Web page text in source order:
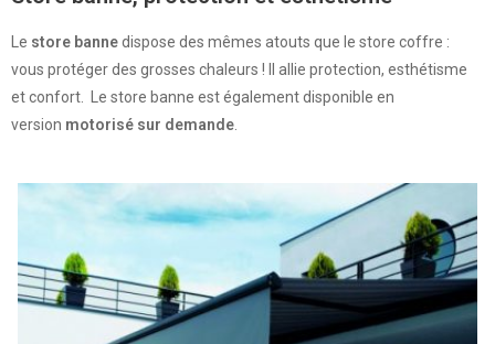
Le store bannedispose des mêmes atouts que le store coffre :
vous protéger des grosses chaleurs ! Il allie protection, esthétisme
et confort. Le store banne est également disponible en
version motorisé sur demande